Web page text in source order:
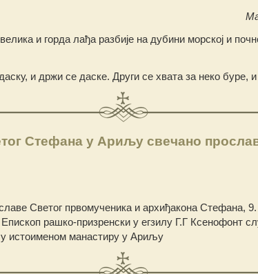
и горда лађа разбије на дубини морској и
и држи се даске. Други се хвата за неко буре,
Стефана у Ариљу свечано
Светог првомученика и архиђакона Стефана,
рашко-призренски у егзилу Г.Г Ксенофонт
у истоименом манастиру у Ариљу